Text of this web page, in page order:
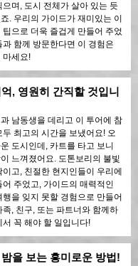
으며, 도시 전체가 살아 있는 듯
. 우리의 가이드가 재미있는 이
팁으로 더욱 즐겁게 만들어 주었
과 함께 방문한다면 이 경험은
마세요!
, 영원히 간직할 것입니
남동생을 데리고 이 투어에 참
두 최고의 시간을 보냈어요! 오
도시인데, 카트를 타고 보니
느껴졌어요. 도톤보리의 불빛
이고, 친절한 현지인들이 우리에
어 주었고, 가이드의 매력적인
행을 잊지 못할 경험으로 만들어
족, 친구, 또는 파트너와 함께하
서 꼭 해야 할 일입니다!
을 보는 흥미로운 방법!